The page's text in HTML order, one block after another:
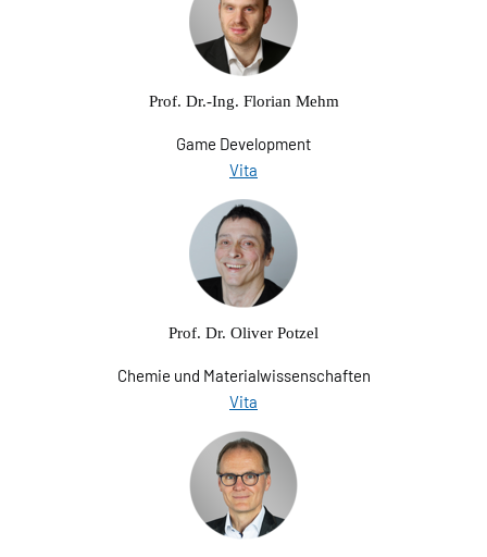
Prof. Dr.-Ing. Florian Mehm
Game Development
Vita
Prof. Dr. Oliver Potzel
Chemie und Materialwissenschaften
Vita